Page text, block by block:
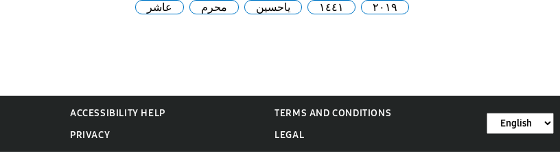
عاشر محرم ياحسين ١٤٤١ ٢٠١٩
ACCESSIBILITY HELP
TERMS AND CONDITIONS
PRIVACY
LEGAL